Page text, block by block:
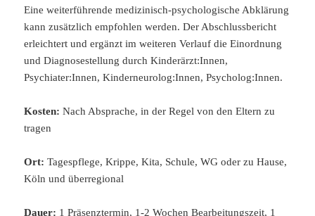
Eine weiterführende medizinisch-psychologische Abklärung
kann zusätzlich empfohlen werden. Der Abschlussbericht
erleichtert und ergänzt im weiteren Verlauf die Einordnung
und Diagnosestellung durch Kinderärzt:Innen,
Psychiater:Innen, Kinderneurolog:Innen, Psycholog:Innen.
Kosten:Nach Absprache, in der Regel von den Eltern zu
tragen
Ort:Tagespflege, Krippe, Kita, Schule, WG oder zu Hause,
Köln und überregional
Dauer: 1 Präsenztermin, 1-2 Wochen Bearbeitungszeit, 1